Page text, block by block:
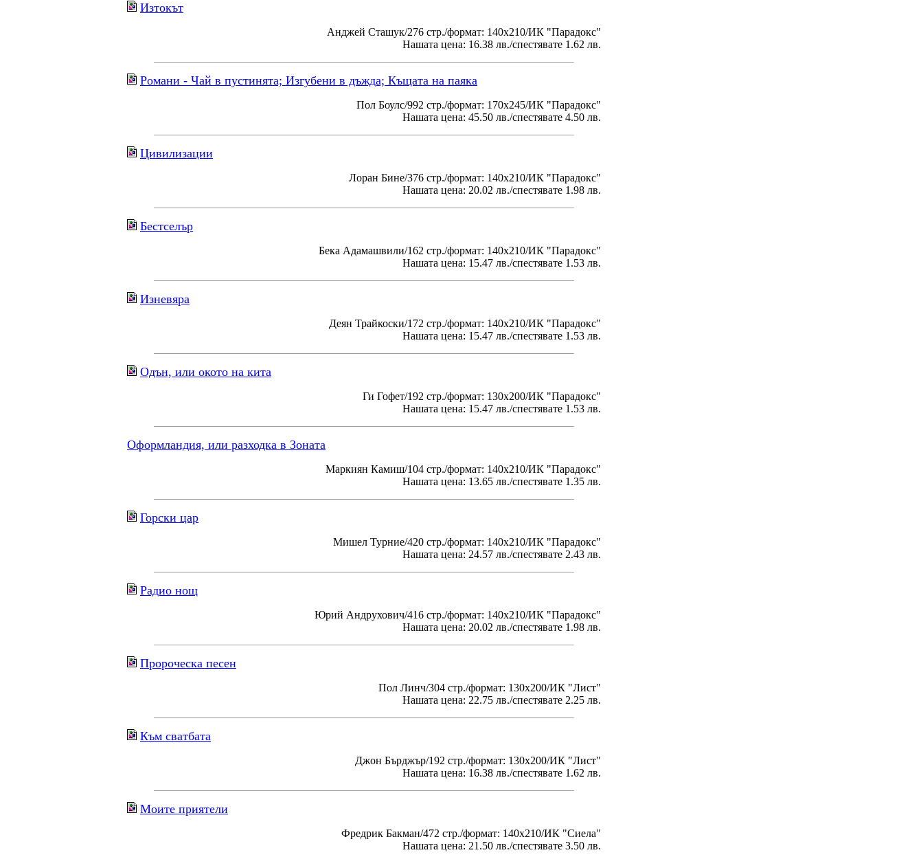
Изтокът
Анджей Сташук/276 стр./формат: 140х210/ИК "Парадокс"
Нашата цена: 16.38 лв./спестявате 1.62 лв.
Романи - Чай в пустинята; Изгубени в дъжда; Къщата на паяка
Пол Боулс/992 стр./формат: 170х245/ИК "Парадокс"
Нашата цена: 45.50 лв./спестявате 4.50 лв.
Цивилизации
Лоран Бине/376 стр./формат: 140х210/ИК "Парадокс"
Нашата цена: 20.02 лв./спестявате 1.98 лв.
Бестселър
Бека Адамашвили/162 стр./формат: 140х210/ИК "Парадокс"
Нашата цена: 15.47 лв./спестявате 1.53 лв.
Изневяра
Деян Трайкоски/172 стр./формат: 140х210/ИК "Парадокс"
Нашата цена: 15.47 лв./спестявате 1.53 лв.
Одън, или окото на кита
Ги Гофет/192 стр./формат: 130х200/ИК "Парадокс"
Нашата цена: 15.47 лв./спестявате 1.53 лв.
Оформландия, или разходка в Зоната
Маркиян Камиш/104 стр./формат: 140х210/ИК "Парадокс"
Нашата цена: 13.65 лв./спестявате 1.35 лв.
Горски цар
Мишел Турние/420 стр./формат: 140х210/ИК "Парадокс"
Нашата цена: 24.57 лв./спестявате 2.43 лв.
Радио нощ
Юрий Андрухович/416 стр./формат: 140х210/ИК "Парадокс"
Нашата цена: 20.02 лв./спестявате 1.98 лв.
Пророческа песен
Пол Линч/304 стр./формат: 130x200/ИК "Лист"
Нашата цена: 22.75 лв./спестявате 2.25 лв.
Към сватбата
Джон Бърджър/192 стр./формат: 130x200/ИК "Лист"
Нашата цена: 16.38 лв./спестявате 1.62 лв.
Моите приятели
Фредрик Бакман/472 стр./формат: 140х210/ИК "Сиела"
Нашата цена: 21.50 лв./спестявате 3.50 лв.